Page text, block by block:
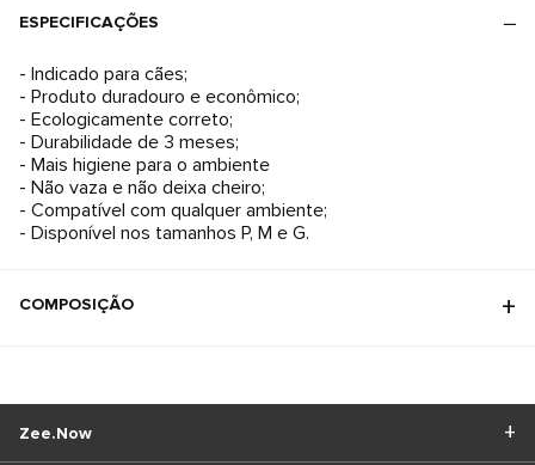
ESPECIFICAÇÕES
- Indicado para cães;
- Produto duradouro e econômico;
- Ecologicamente correto;
- Durabilidade de 3 meses;
- Mais higiene para o ambiente
- Não vaza e não deixa cheiro;
- Compatível com qualquer ambiente;
- Disponível nos tamanhos P, M e G.
COMPOSIÇÃO
Zee.Now